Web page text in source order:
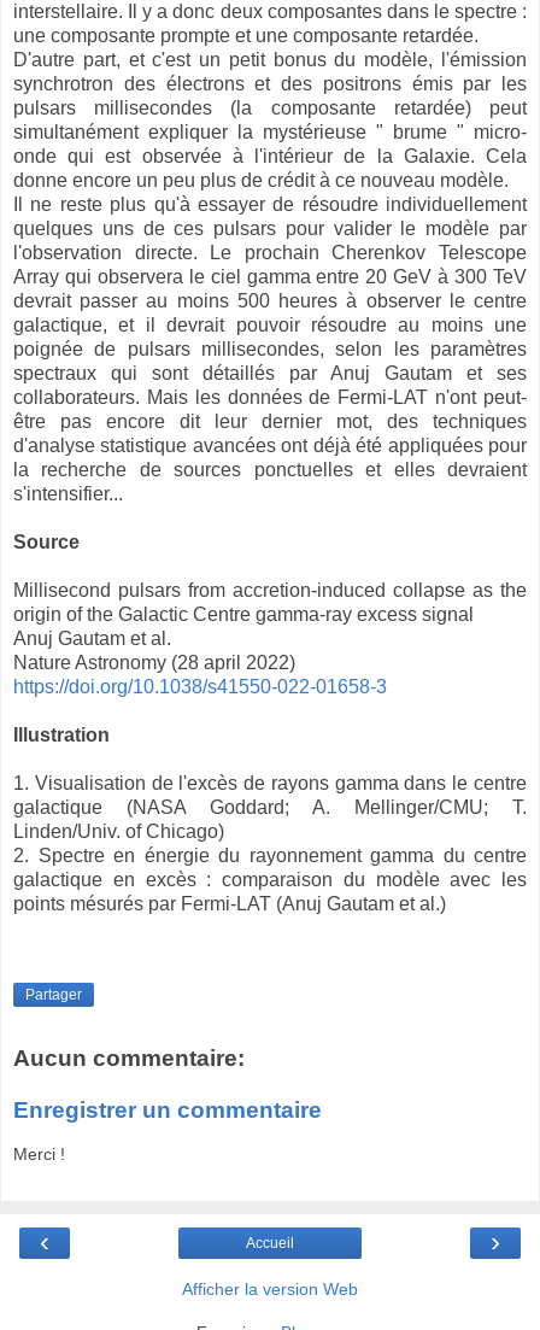
interstellaire. Il y a donc deux composantes dans le spectre :
une composante prompte et une composante retardée.
D'autre part, et c'est un petit bonus du modèle, l'émission
synchrotron des électrons et des positrons émis par les
pulsars millisecondes (la composante retardée) peut
simultanément expliquer la mystérieuse " brume " micro-
onde qui est observée à l'intérieur de la Galaxie. Cela
donne encore un peu plus de crédit à ce nouveau modèle.
Il ne reste plus qu'à essayer de résoudre individuellement
quelques uns de ces pulsars pour valider le modèle par
l'observation directe. Le prochain Cherenkov Telescope
Array qui observera le ciel gamma entre 20 GeV à 300 TeV
devrait passer au moins 500 heures à observer le centre
galactique, et il devrait pouvoir résoudre au moins une
poignée de pulsars millisecondes, selon les paramètres
spectraux qui sont détaillés par Anuj Gautam et ses
collaborateurs. Mais les données de Fermi-LAT n'ont peut-
être pas encore dit leur dernier mot, des techniques
d'analyse statistique avancées ont déjà été appliquées pour
la recherche de sources ponctuelles et elles devraient
s'intensifier...
Source
Millisecond pulsars from accretion-induced collapse as the
origin of the Galactic Centre gamma-ray excess signal
Anuj Gautam et al.
Nature Astronomy (28 april 2022)
https://doi.org/10.1038/s41550-022-01658-3
Illustration
1. Visualisation de l'excès de rayons gamma dans le centre
galactique (NASA Goddard; A. Mellinger/CMU; T.
Linden/Univ. of Chicago)
2. Spectre en énergie du rayonnement gamma du centre
galactique en excès : comparaison du modèle avec les
points mésurés par Fermi-LAT (Anuj Gautam et al.)
Partager
Aucun commentaire:
Enregistrer un commentaire
Merci !
‹ ›
Accueil
Afficher la version Web